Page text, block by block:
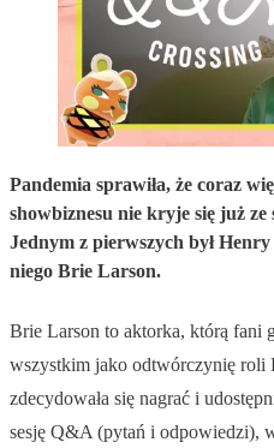
Pandemia sprawiła, że coraz
showbiznesu nie kryje się już ze
Jednym z pierwszych był Henry
niego Brie Larson.
Brie Larson to aktorka, którą fani
wszystkim jako odtwórczynię roli
zdecydowała się nagrać i
sesję Q&A (pytań i odpowiedzi),